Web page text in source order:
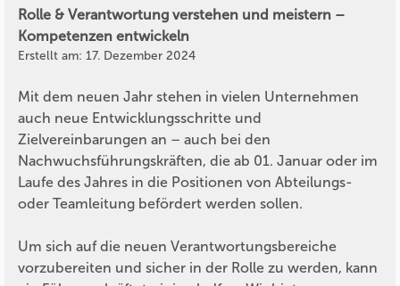
Rolle & Verantwortung verstehen und meistern –
Kompetenzen entwickeln
Erstellt am: 17. Dezember 2024
Mit dem neuen Jahr stehen in vielen Unternehmen
auch neue Entwicklungsschritte und
Zielvereinbarungen an – auch bei den
Nachwuchsführungskräften, die ab 01. Januar oder im
Laufe des Jahres in die Positionen von Abteilungs-
oder Teamleitung befördert werden sollen.
Um sich auf die neuen Verantwortungsbereiche
vorzubereiten und sicher in der Rolle zu werden, kann